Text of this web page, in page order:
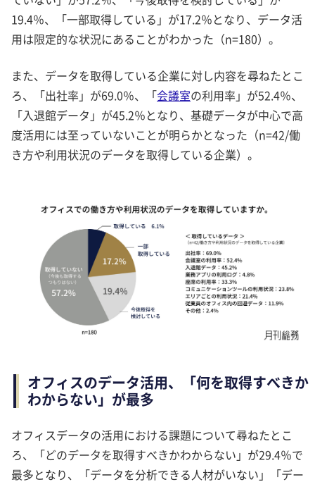
19.4％、「一部取得している」が17.2％となり、データ活
用は限定的な状況にあることがわかった（n=180）。
また、データを取得している企業に対し内容を尋ねたとこ
ろ、「出社率」が69.0％、「会議室の利用率」が52.4％、
「入退館データ」が45.2％となり、基礎データが中心で高
度活用には至っていないことが明らかとなった（n=42/働
き方や利用状況のデータを取得している企業）。
オフィスのデータ活用、「何を取得すべきか
わからない」が最多
オフィスデータの活用における課題について尋ねたとこ
ろ、「どのデータを取得すべきかわからない」が29.4％で
最多となり、「データを分析できる人材がいない」「デー